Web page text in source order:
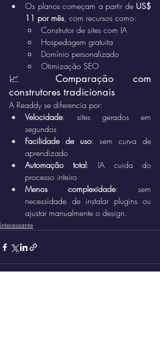
Os planos começam a partir de US$
11 por mês, com recursos como:
Construtor de sites com IA
Hospedagem gratuita
Domínio personalizado
Otimização SEO
📈 Comparação com
construtores tradicionais
A Readdy se diferencia por:
Velocidade: sites gerados em
segundos
Facilidade de uso: sem curva de
aprendizado
Automação total: IA cuida do
processo inteiro
Menos complexidade: sem
necessidade de instalar plugins ou
ajustar manualmente o design.
interessante